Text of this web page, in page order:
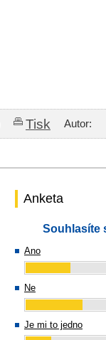
Tisk Autor:
Anketa
Souhlasíte
Ano
Ne
Je mi to jedno